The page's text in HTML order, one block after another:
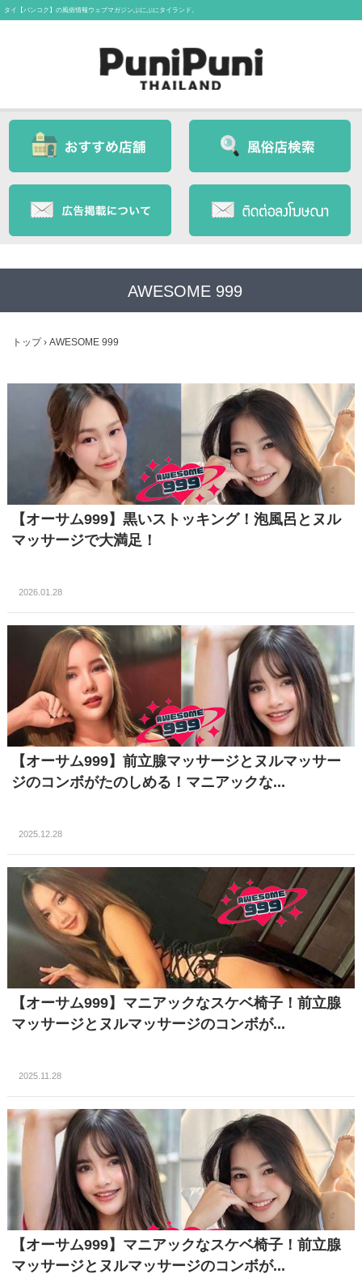
タイ【バンコク】の風俗情報ウェブマガジンぷにぷにタイランド。
AWESOME 999
トップ › AWESOME 999
【オーサム999】黒いストッキング！泡風呂とヌル
マッサージで大満足！
2026.01.28
【オーサム999】前立腺マッサージとヌルマッサー
ジのコンボがたのしめる！マニアックな...
2025.12.28
【オーサム999】マニアックなスケベ椅子！前立腺
マッサージとヌルマッサージのコンボが...
2025.11.28
【オーサム999】マニアックなスケベ椅子！前立腺
マッサージとヌルマッサージのコンボが...